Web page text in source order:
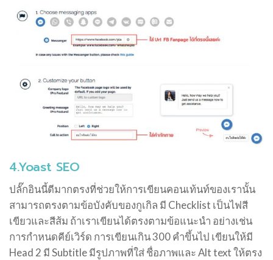
4.Yoast SEO
ปลั๊กอินนี้ดีมากตรงที่ช่วยให้การเขียนคอนเท้นท์ของเรานั้น
สามารถตรงตามข้อบังคับของกูเกิล มี Checklist เป็นไฟสี
เขียวและสีส้ม ถ้าเราเขียนได้ตรงตามข้อแนะนำ อย่างเช่น
การกำหนดคีย์เวิร์ด การเขียนเกิน 300 คำขึ้นไป เขียนให้มี
Head 2 มี Subtitle มีรูปภาพที่ใส่ ชื่อภาพและ Alt text ให้ตรง